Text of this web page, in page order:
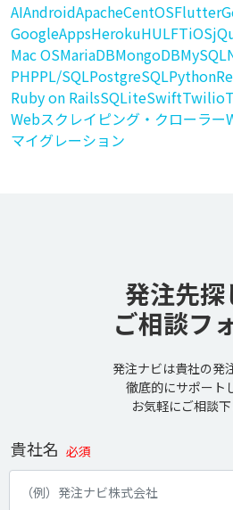
AIAndroidApacheCentOSFlutter
GoogleAppsHerokuHULFTiOS
Mac OSMariaDBMongoDBMySQL
PHPPL/SQLPostgreSQLPython
Ruby on RailsSQLiteSwiftTwilio
Webスクレイピング・クローラー
マイグレーション
発注先探
ご相談フ
発注ナビは貴社の発
徹底的にサポート
お気軽にご相談下
貴社名 必須